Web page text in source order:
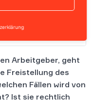
Arbeitgeber, geht
Freistellung des
Fällen wird von
Ist sie rechtlich